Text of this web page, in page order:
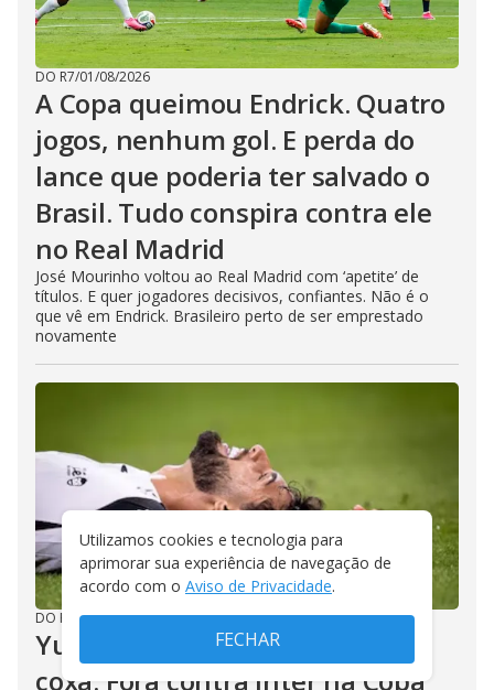
DO R7/01/08/2026
A Copa queimou Endrick. Quatro
jogos, nenhum gol. E perda do
lance que poderia ter salvado o
Brasil. Tudo conspira contra ele
no Real Madrid
José Mourinho voltou ao Real Madrid com ‘apetite’ de
títulos. E quer jogadores decisivos, confiantes. Não é o
que vê em Endrick. Brasileiro perto de ser emprestado
novamente
DO R7 31/07/2026
Yuri Alberto. Estiramento na
coxa. Fora contra Inter na Copa
Utilizamos cookies e tecnologia para
aprimorar sua experiência de navegação de
acordo com o Aviso de Privacidade.
FECHAR